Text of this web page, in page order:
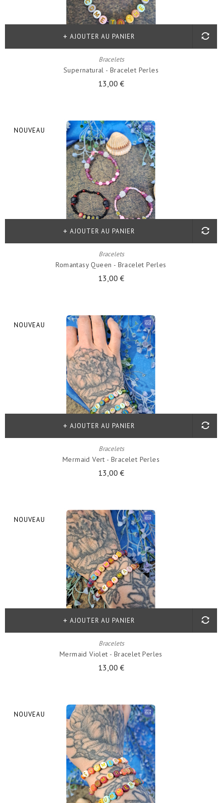
Bracelets
Supernatural - Bracelet Perles
13,00 €
AJOUTER AU PANIER
NOUVEAU
Bracelets
Romantasy Queen - Bracelet Perles
13,00 €
AJOUTER AU PANIER
NOUVEAU
Bracelets
Mermaid Vert - Bracelet Perles
13,00 €
AJOUTER AU PANIER
NOUVEAU
Bracelets
Mermaid Violet - Bracelet Perles
13,00 €
AJOUTER AU PANIER
NOUVEAU